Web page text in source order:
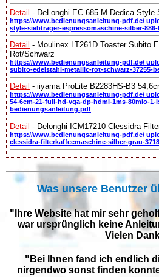
Detail - DeLonghi EC 685.M Dedica Style
https://www.bedienungsanleitung-pdf.de/
style-siebtrager-espressomaschine-silber-
Detail - Moulinex LT261D Toaster Subito
Rot/Schwarz
https://www.bedienungsanleitung-pdf.de/
subito-edelstahl-metallic-rot-schwarz-37255-
Detail - iiyama ProLite B2283HS-B3
https://www.bedienungsanleitung-pdf.de/
54-6cm-21-full-hd-vga-dp-hdmi-1ms-80mio-1-
bedienungsanleitung.pdf
Detail - Delonghi ICM17210 Clessidra
https://www.bedienungsanleitung-pdf.de/
clessidra-filterkaffeemaschine-silber-grau-
Was unsere Benutzer
"Ihre Website hat mir sehr
war ursprünglich keine
Vielen
"Bei Ihnen fand ich endlich
nirgendwo sonst finden